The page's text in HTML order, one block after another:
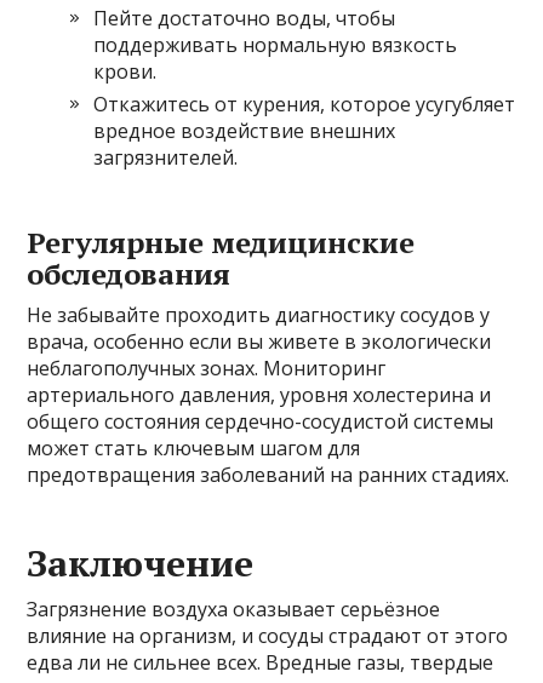
Пейте достаточно воды, чтобы
поддерживать нормальную вязкость
крови.
Откажитесь от курения, которое усугубляет
вредное воздействие внешних
загрязнителей.
Регулярные медицинские
обследования
Не забывайте проходить диагностику сосудов у
врача, особенно если вы живете в экологически
неблагополучных зонах. Мониторинг
артериального давления, уровня холестерина и
общего состояния сердечно-сосудистой системы
может стать ключевым шагом для
предотвращения заболеваний на ранних стадиях.
Заключение
Загрязнение воздуха оказывает серьёзное
влияние на организм, и сосуды страдают от этого
едва ли не сильнее всех. Вредные газы, твердые